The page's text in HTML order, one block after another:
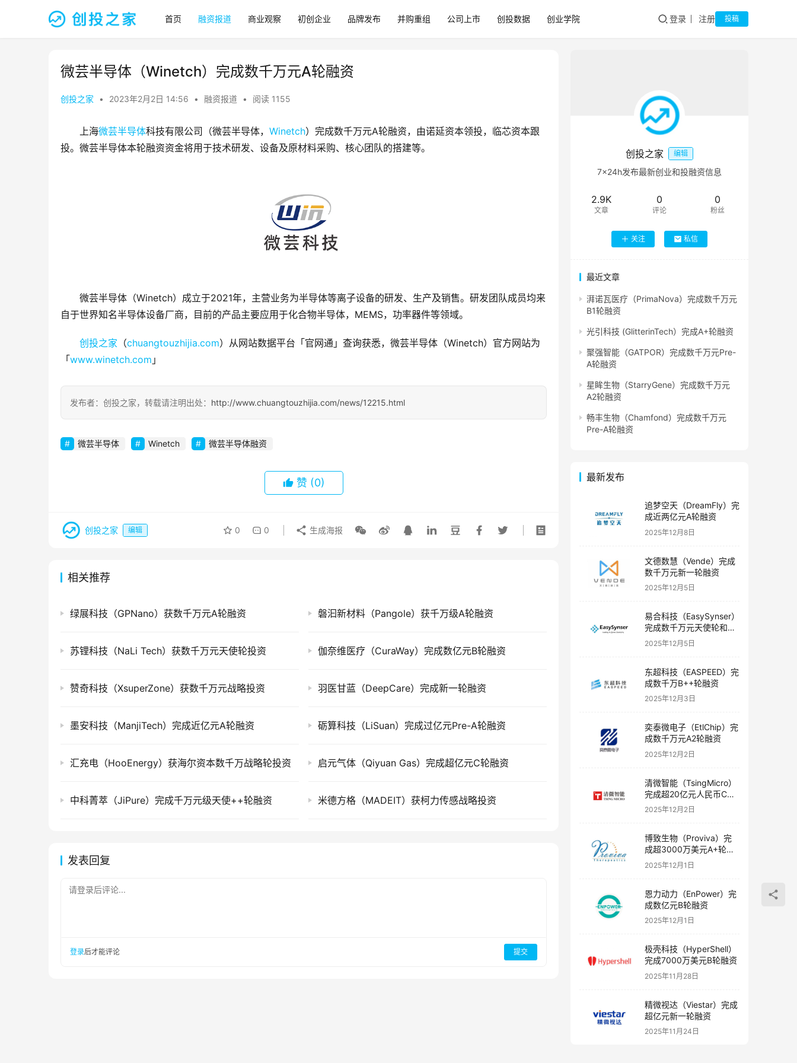
首页 融资报道 商业观察 初创企业 品牌发布 并购重组 公司上市 创投数据 创业学院 登录 注册 投稿
微芸半导体（Winetch）完成数千万元A轮融资
创投之家 • 2023年2月2日 14:56 • 融资报道 • 阅读 1155
上海微芸半导体科技有限公司（微芸半导体， Winetch）完成数千万元A轮融资，由诺延资本领投，临芯资本跟
投。微芸半导体本轮融资资金将用于技术研发、设备及原材料采购、核心团队的搭建等。
微芸半导体（Winetch）成立于2021年，主营业务为半导体等离子设备的研发、生产及销售。研发团队成员均来
自于世界知名半导体设备厂商，目前的产品主要应用于化合物半导体，MEMS，功率器件等领域。
创投之家 （chuangtouzhijia.com）从网站数据平台「官网通」查询获悉，微芸半导体（Winetch）官方网站为
「www.winetch.com 」
发布者：创投之家，转载请注明出处： http://www.chuangtouzhijia.com/news/12215.html
微芸半导体 Winetch 微芸半导体融资
赞 (0)
创投之家 编辑 0 0 生成海报
相关推荐
绿展科技（GPNano）获数千万元A轮融资 磐汩新材料（Pangole）获千万级A轮融资
苏锂科技（NaLi Tech）获数千万元天使轮投资 伽奈维医疗（CuraWay）完成数亿元B轮融资
赞奇科技（XsuperZone）获数千万元战略投资 羽医甘蓝（DeepCare）完成新一轮融资
墨安科技（ManjiTech）完成近亿元A轮融资 砺算科技（LiSuan）完成过亿元Pre-A轮融资
汇充电（HooEnergy）获海尔资本数千万战略轮投资 启元气体（Qiyuan Gas）完成超亿元C轮融资
中科菁萃（JiPure）完成千万元级天使++轮融资 米德方格（MADEIT）获柯力传感战略投资
发表回复
请登录后评论...
登录后才能评论 提交
创投之家 编辑
7×24h发布最新创业和投融资信息
2.9K
文章
0
评论
0
粉丝
关注 私信
最近文章
湃诺瓦医疗（PrimaNova）完成数千万元
B1轮融资
光引科技 (GlitterinTech）完成A+轮融资
聚强智能（GATPOR）完成数千万元Pre-
A轮融资
星眸生物（StarryGene）完成数千万元
A2轮融资
畅丰生物（Chamfond）完成数千万元
Pre-A轮融资
最新发布
追梦空天（DreamFly）完
成近两亿元A轮融资
2025年12月8日
文德数慧（Vende）完成
数千万元新一轮融资
2025年12月5日
易合科技（EasySynser）
完成数千万元天使轮和天
使+轮融资
2025年12月5日
东超科技（EASPEED）完
成数千万B++轮融资
2025年12月3日
奕泰微电子（EtlChip）完
成数千万元A2轮融资
2025年12月2日
清微智能（TsingMicro）
完成超20亿元人民币C轮
融资
2025年12月2日
博致生物（Proviva）完
成超3000万美元A+轮融
资
2025年12月1日
恩力动力（EnPower）完
成数亿元B轮融资
2025年12月1日
极壳科技（HyperShell）
完成7000万美元B轮融资
2025年11月28日
精微视达（Viestar）完成
超亿元新一轮融资
2025年11月24日